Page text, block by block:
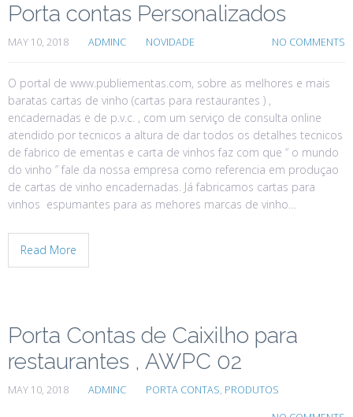
Porta contas Personalizados
MAY 10, 2018 ADMINC NOVIDADE NO COMMENTS
O portal de www.publiementas.com, sobre as melhores e mais
baratas cartas de vinho (cartas para restaurantes ) ,
encadernadas e de p.v.c. , com um serviço de consulta online
atendido por tecnicos a altura de dar todos os detalhes tecnicos
de fabrico de ementas e carta de vinhos faz com que “ o mundo
do vinho ” fale da nossa empresa como referencia em produçao
de cartas de vinho encadernadas. Já fabricamos cartas para
vinhos espumantes para as mehores marcas de vinho…
Read More
Porta Contas de Caixilho para
restaurantes , AWPC 02
MAY 10, 2018 ADMINC PORTA CONTAS, PRODUTOS